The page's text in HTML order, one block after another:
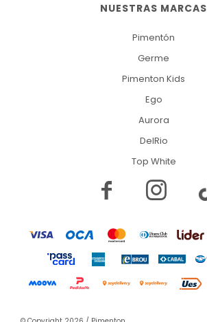
NUESTRAS MARCAS
Pimentón
Germe
Pimenton Kids
Ego
Aurora
DelRio
Top White
 